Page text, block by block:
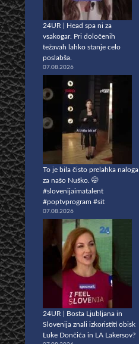
24UR | Head spa ni za
vsakogar. Pri določenih
težavah lahko stanje celo
poslabša.
07.08.2026
To je bila čisto prelahka naloga
za našo Nuško. 🤭
#slovenijaimatalent
#poptvprogram #sit
07.08.2026
24UR | Bosta Ljubljana in
Slovenija znali izkoristiti obisk
Luke Dončića in LA Lakersov?